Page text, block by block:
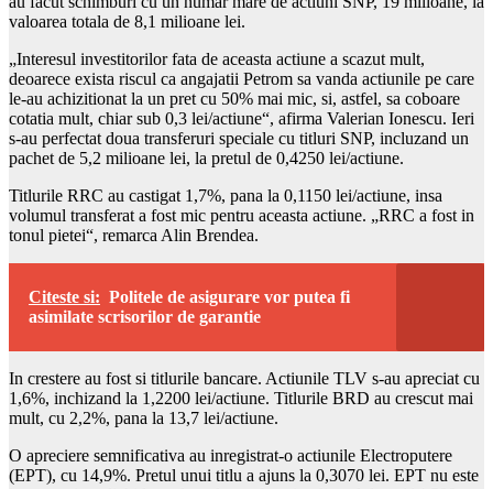
valoarea totala de 8,1 milioane lei.
„Interesul investitorilor fata de aceasta actiune a scazut mult,
deoarece exista riscul ca angajatii Petrom sa vanda actiunile pe care
le-au achizitionat la un pret cu 50% mai mic, si, astfel, sa coboare
cotatia mult, chiar sub 0,3 lei/actiune“, afirma Valerian Ionescu. Ieri
s-au perfectat doua transferuri speciale cu titluri SNP, incluzand un
pachet de 5,2 milioane lei, la pretul de 0,4250 lei/actiune.
Titlurile RRC au castigat 1,7%, pana la 0,1150 lei/actiune, insa
volumul transferat a fost mic pentru aceasta actiune. „RRC a fost in
tonul pietei“, remarca Alin Brendea.
Citeste si: Politele de asigurare vor putea fi
asimilate scrisorilor de garantie
In crestere au fost si titlurile bancare. Actiunile TLV s-au apreciat cu
1,6%, inchizand la 1,2200 lei/actiune. Titlurile BRD au crescut mai
mult, cu 2,2%, pana la 13,7 lei/actiune.
O apreciere semnificativa au inregistrat-o actiunile Electroputere
(EPT), cu 14,9%. Pretul unui titlu a ajuns la 0,3070 lei. EPT nu este